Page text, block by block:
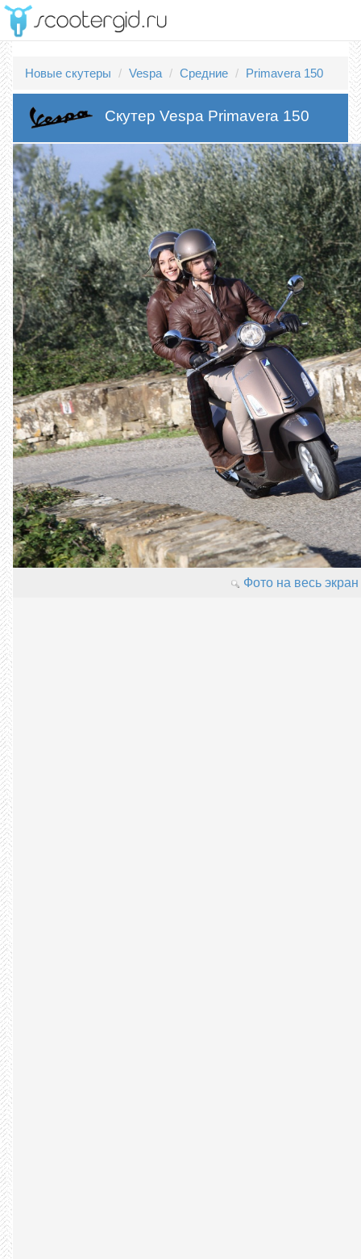
Новые скутеры Vespa Средние Primavera 150
Скутер Vespa Primavera 150
Фото на весь экран